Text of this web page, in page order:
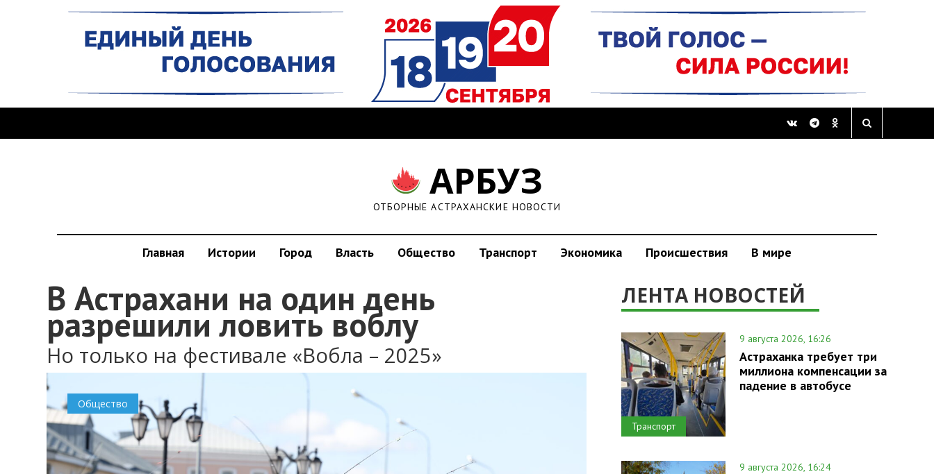
АРБУЗ
ОТБОРНЫЕ АСТРАХАНСКИЕ НОВОСТИ
Главная Истории Город Власть Общество Транспорт Экономика Происшествия В мире
В Астрахани на один день
разрешили ловить воблу
Но только на фестивале «Вобла – 2025»
Общество
ЛЕНТА НОВОСТЕЙ
Транспорт
9 августа 2026, 16:26
Астраханка требует три
миллиона компенсации за
падение в автобусе
9 августа 2026, 16:24